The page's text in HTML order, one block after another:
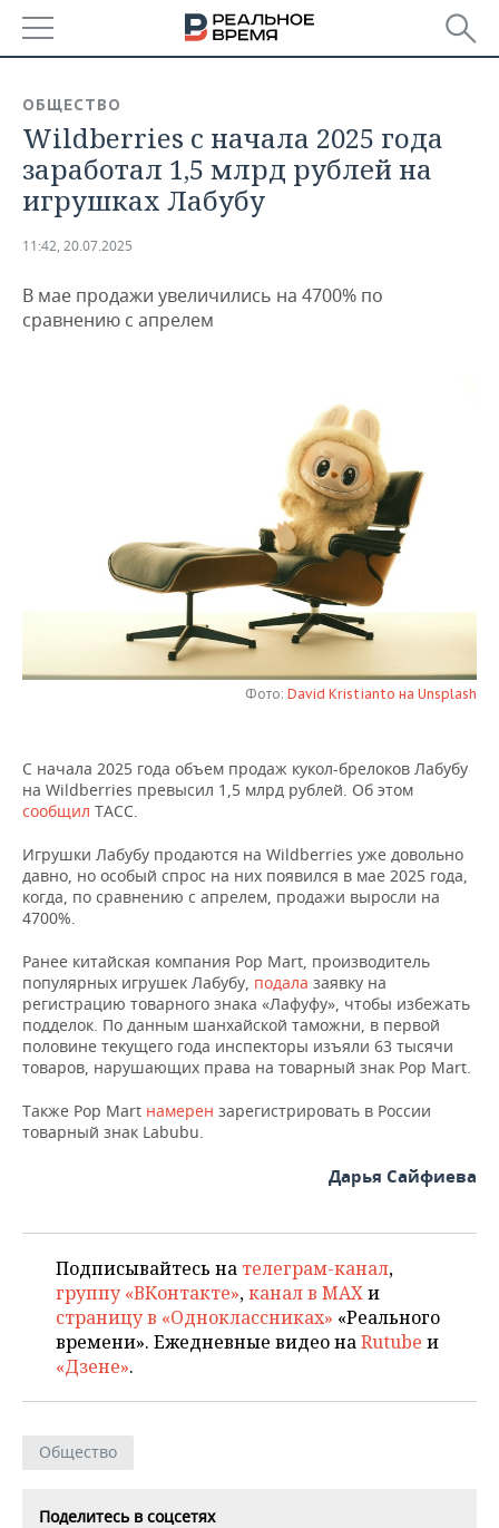
БАШКОРТОСТАН
ТАТАРСТАН
НОВОСТИ
АНАЛИТИКА
ДЕКЛАРАЦИИ О ДОХОДАХ
КОРОЛИ ГОСЗАКАЗА ПФО
НОВОСТИ ЭКОНОМИКИ
ФИНАНСЫ
ПРОМЫШЛЕННОСТЬ
НОВОСТИ
НЕДВИЖИМОСТЬ
РОЗНИЧНАЯ ТОРГОВЛЯ
ТРАНСПОРТ
НОВОСТИ ТЕХНОЛОГИЙ
МЕРОПРИЯТИЯ
НОВОСТИ МЕРОПРИЯТИЙ
ВЫЕЗДНАЯ РЕДАКЦИЯ
ОТКРЫТАЯ ЛЕКЦИЯ
НОВОСТИ СПОРТА
БАСКЕТБОЛ
ВОЛЕЙБОЛ
КИБЕРСПОРТ
ФИГУРНОЕ КАТАНИЕ
ВОДНЫЕ ВИДЫ СПОРТА
ХОККЕЙ С МЯЧОМ
ИНФРАСТРУКТУРА
ИСТОРИЯ
КУЛЬТУРА
МЕДИЦИНА
ОБРАЗОВАНИЕ
ПРОИСШЕСТВИЯ
СПРАВОЧНИК
СПИСОК ПЕРСОН
СПИСОК КОМПАНИЙ
ПОЛНАЯ ВЕРСИЯ
ОБЩЕСТВО
Wildberries с начала 2025 года
заработал 1,5 млрд рублей на
игрушках Лабубу
11:42, 20.07.2025
В мае продажи увеличились на 4700% по
сравнению с апрелем
Фото: David Kristianto на Unsplash
С начала 2025 года объем продаж кукол-брелоков Лабубу
на Wildberries превысил 1,5 млрд рублей. Об этом
сообщил ТАСС.
Игрушки Лабубу продаются на Wildberries уже довольно
давно, но особый спрос на них появился в мае 2025 года,
когда, по сравнению с апрелем, продажи выросли на
4700%.
Ранее китайская компания Pop Mart, производитель
популярных игрушек Лабубу, подала заявку на
регистрацию товарного знака «Лафуфу», чтобы избежать
подделок. По данным шанхайской таможни, в первой
половине текущего года инспекторы изъяли 63 тысячи
товаров, нарушающих права на товарный знак Pop Mart.
Также Pop Mart намерен зарегистрировать в России
товарный знак Labubu.
Дарья Сайфиева
Подписывайтесь на телеграм-канал,
группу «ВКонтакте»,канал в MAXи
страницу в «Одноклассниках» «Реального
времени». Ежедневные видео наRutube и
«Дзене».
Общество
Поделитесь в соцсетях